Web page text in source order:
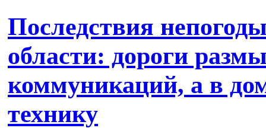
Последствия
области: дороги
коммуникаций, а в
технику